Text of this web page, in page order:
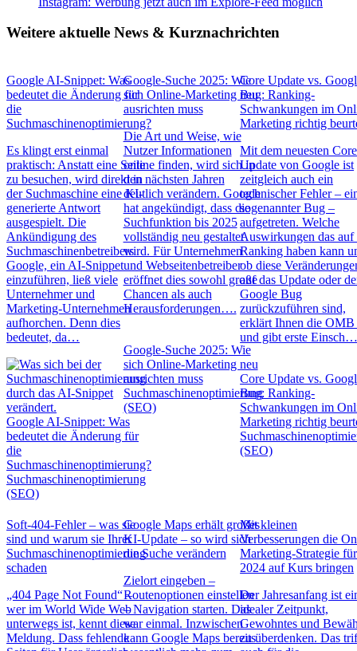
Weitere aktuelle News & Kurznachrichten
Google AI-Snippet: Was
bedeutet die Änderung für
die
Suchmaschinenoptimierung?
Es klingt erst einmal
praktisch: Anstatt eine Seite
zu besuchen, wird direkt in
der Suchmaschine eine KI-
generierte Antwort
ausgespielt. Die
Ankündigung des
Suchmaschinenbetreibers
Google, ein AI-Snippet
einzuführen, ließ viele
Unternehmer und
Marketing-Unternehmen
aufhorchen. Denn dies
bedeutet, da…
Google AI-Snippet: Was
bedeutet die Änderung für
die
Suchmaschinenoptimierung?
Suchmaschinenoptimierung
(SEO)
Google-Suche 2025: Wie
sich Online-Marketing neu
ausrichten muss
Die Art und Weise, wie
Nutzer Informationen
online finden, wird sich in
den nächsten Jahren
deutlich verändern. Google
hat angekündigt, dass die
Suchfunktion bis 2025
vollständig neu gestaltet
wird. Für Unternehmen
und Webseitenbetreiber
eröffnet dies sowohl große
Chancen als auch
Herausforderungen….
Google-Suche 2025: Wie
sich Online-Marketing neu
ausrichten muss
Suchmaschinenoptimierung
(SEO)
Core Update vs.
Bug: Ranking-
Schwankungen im
Marketing richtig
Mit dem neuesten Core
Update von Google ist
zeitgleich auch ein
technischer Fehler –
sogenannter Bug –
aufgetreten. Welche
Auswirkungen das auf
Ranking haben kann
ob diese
auf das Update oder
Google Bug
zurückzuführen sind,
erklärt Ihnen die
und gibt erste
Core Update vs.
Bug: Ranking-
Schwankungen im
Marketing richtig
(SEO)
Soft-404-Fehler – was sie
sind und warum sie Ihrer
Suchmaschinenoptimierung
schaden
„404 Page Not Found“ –
wer im World Wide Web
unterwegs ist, kennt diese
Meldung. Dass fehlende
Google Maps erhält großes
KI-Update – so wird sich
die Suche verändern
Zielort eingeben –
Routenoptionen einstellen
– Navigation starten. Das
war einmal. Inzwischen
kann Google Maps bereits
Mit kleinen
Verbesserungen die
Marketing-Strategie für
2024 auf Kurs bringen
Der Jahresanfang ist
idealer Zeitpunkt,
Gewohntes und
zu überdenken. Das